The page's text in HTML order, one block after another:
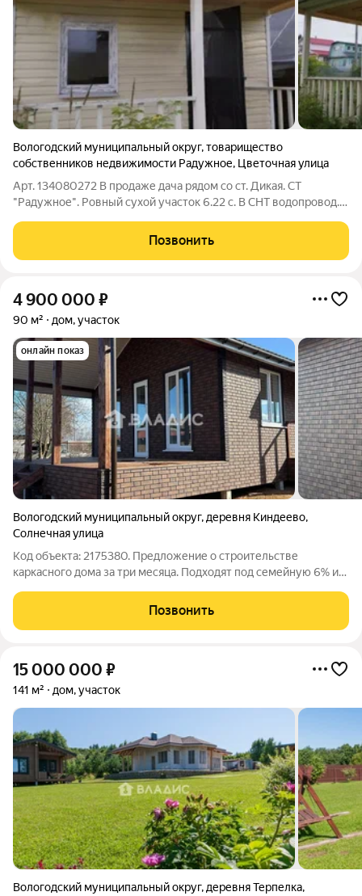
Вологодский муниципальный округ,товарищество
собственников недвижимости Радужное, Цветочная улица
Арт. 134080272 В продаже дача рядом со ст. Дикая. СТ
"Радужное". Ровный сухой участок 6.22 с. В СНТ водопровод.
год. Рядом соседи живут постоянно. 18 км от Вологды. От
остановки автобуса 7 мин
Позвонить
4 900 000 ₽
90 м² дом, участок
онлайн показ
Вологодский муниципальный округ, деревня Киндеево,
Солнечная улица
Код объекта: 2175380. Предложение о строительстве
каркасного дома за три месяца. Подходят под семейную 6% и
районе, всего в 15 минутах от города, предлагается к
строительству современный каркасный
Позвонить
15 000 000 ₽
141 м² дом, участок
Вологодский муниципальный округ, деревня Терпелка,